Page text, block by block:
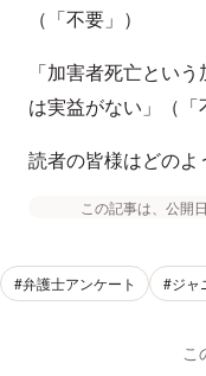
（「不要」）
「加害者死亡とい
は実益がない」（「
読者の皆様はどのよ
この記事は、公開
#弁護士アンケート #ジャ
こ